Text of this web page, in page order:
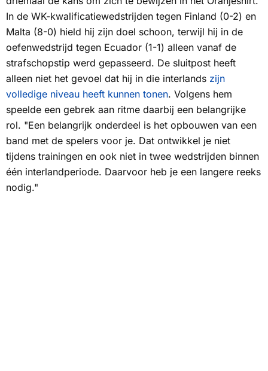
In de WK-kwalificatiewedstrijden tegen Finland (0-2) en
Malta (8-0) hield hij zijn doel schoon, terwijl hij in de
oefenwedstrijd tegen Ecuador (1-1) alleen vanaf de
strafschopstip werd gepasseerd. De sluitpost heeft
alleen niet het gevoel dat hij in die interlands zijn
volledige niveau heeft kunnen tonen. Volgens hem
speelde een gebrek aan ritme daarbij een belangrijke
rol. "Een belangrijk onderdeel is het opbouwen van een
band met de spelers voor je. Dat ontwikkel je niet
tijdens trainingen en ook niet in twee wedstrijden binnen
één interlandperiode. Daarvoor heb je een langere reeks
nodig."